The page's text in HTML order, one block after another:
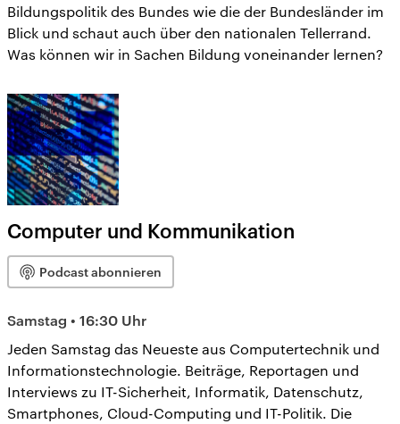
Bildungspolitik des Bundes wie die der Bundesländer im
Blick und schaut auch über den nationalen Tellerrand.
Was können wir in Sachen Bildung voneinander lernen?
Computer und Kommunikation
Podcast abonnieren
Samstag • 16:30 Uhr
Jeden Samstag das Neueste aus Computertechnik und
Informationstechnologie. Beiträge, Reportagen und
Interviews zu IT-Sicherheit, Informatik, Datenschutz,
Smartphones, Cloud-Computing und IT-Politik. Die